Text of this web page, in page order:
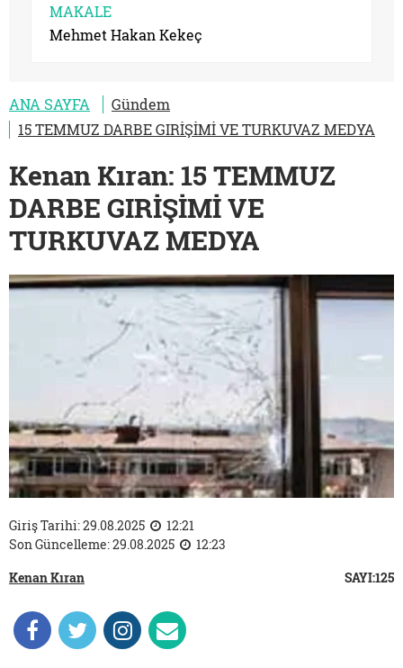
MAKALE
Mehmet Hakan Kekeç
ANA SAYFA
Gündem
15 TEMMUZ DARBE GIRİŞİMİ VE TURKUVAZ MEDYA
Kenan Kıran: 15 TEMMUZ
DARBE GIRİŞİMİ VE
TURKUVAZ MEDYA
Giriş Tarihi: 29.08.2025
12:21
Son Güncelleme: 29.08.2025
12:23
Kenan Kıran
SAYI:125